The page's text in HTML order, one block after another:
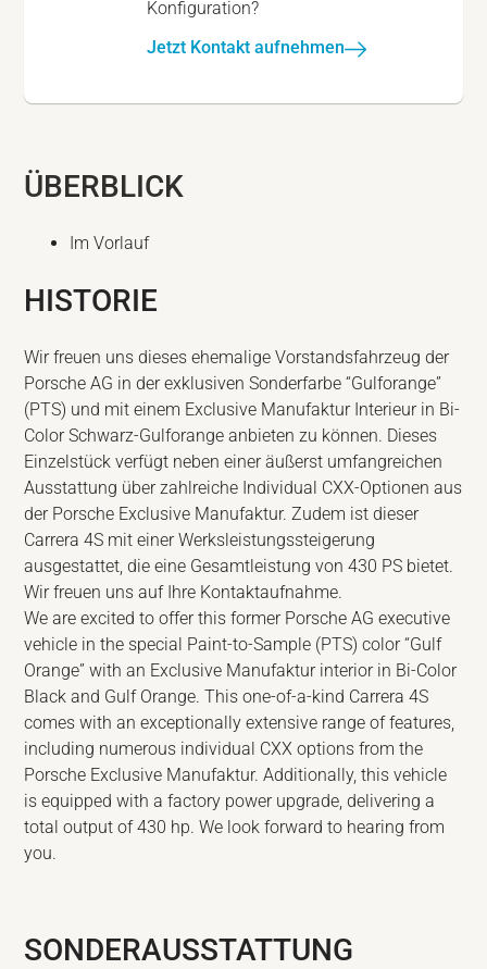
Konfiguration?
Jetzt Kontakt aufnehmen
ÜBERBLICK
Im Vorlauf
HISTORIE
Wir freuen uns dieses ehemalige Vorstandsfahrzeug der
Porsche AG in der exklusiven Sonderfarbe “Gulforange”
(PTS) und mit einem Exclusive Manufaktur Interieur in Bi-
Color Schwarz-Gulforange anbieten zu können. Dieses
Einzelstück verfügt neben einer äußerst umfangreichen
Ausstattung über zahlreiche Individual CXX-Optionen aus
der Porsche Exclusive Manufaktur. Zudem ist dieser
Carrera 4S mit einer Werksleistungssteigerung
ausgestattet, die eine Gesamtleistung von 430 PS bietet.
Wir freuen uns auf Ihre Kontaktaufnahme.
We are excited to offer this former Porsche AG executive
vehicle in the special Paint-to-Sample (PTS) color “Gulf
Orange” with an Exclusive Manufaktur interior in Bi-Color
Black and Gulf Orange. This one-of-a-kind Carrera 4S
comes with an exceptionally extensive range of features,
including numerous individual CXX options from the
Porsche Exclusive Manufaktur. Additionally, this vehicle
is equipped with a factory power upgrade, delivering a
total output of 430 hp. We look forward to hearing from
you.
SONDERAUSSTATTUNG